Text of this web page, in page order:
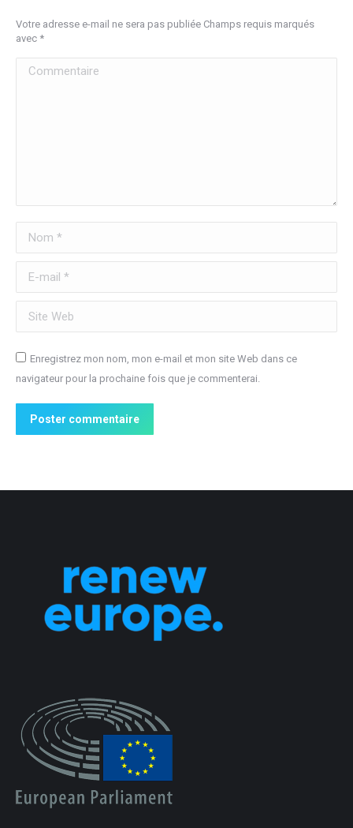
Votre adresse e-mail ne sera pas publiée Champs requis marqués
avec *
Commentaire
Nom *
E-mail *
Site Web
Enregistrez mon nom, mon e-mail et mon site Web dans ce
navigateur pour la prochaine fois que je commenterai.
Poster commentaire